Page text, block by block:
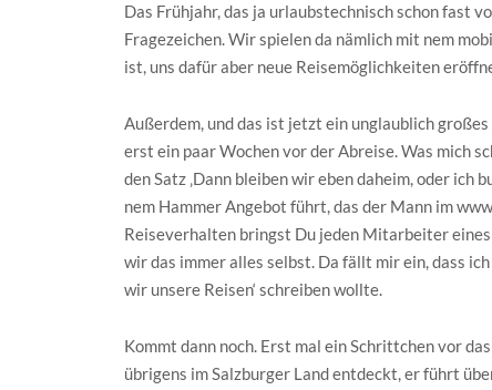
Das Frühjahr, das ja urlaubstechnisch schon fast
Fragezeichen. Wir spielen da nämlich mit nem
ist, uns dafür aber neue Reisemöglichkeiten
Außerdem, und das ist jetzt ein unglaublich
erst ein paar Wochen vor der Abreise. Was mich
den Satz ‚Dann bleiben wir eben daheim, oder
nem Hammer Angebot führt, das der Mann im
Reiseverhalten bringst Du jeden Mitarbeiter
wir das immer alles selbst. Da fällt mir ein, dass
wir unsere Reisen‘ schreiben wollte.
Kommt dann noch. Erst mal ein Schrittchen vor
übrigens im Salzburger Land entdeckt, er führt